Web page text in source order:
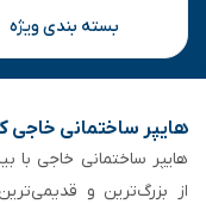
بسته بندی ویژه
هایپر ساختمانی خاجی‌
از بزرگ‌ترین و